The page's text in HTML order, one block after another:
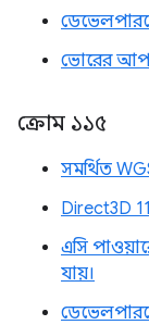
ভোরের
ক্রোম ১১৫
সমর্থিত
Direct3D
এসি
যায়।